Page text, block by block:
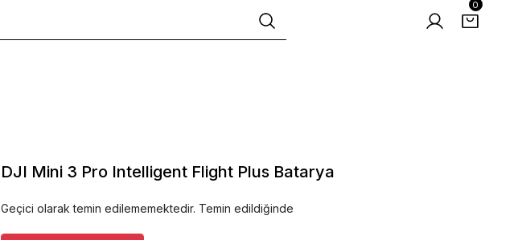
0
DJI Mini 3 Pro Intelligent Flight Plus Batarya
Geçici olarak temin edilememektedir. Temin edildiğinde